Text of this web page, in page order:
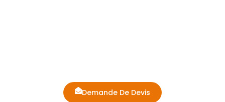
Demande De Devis